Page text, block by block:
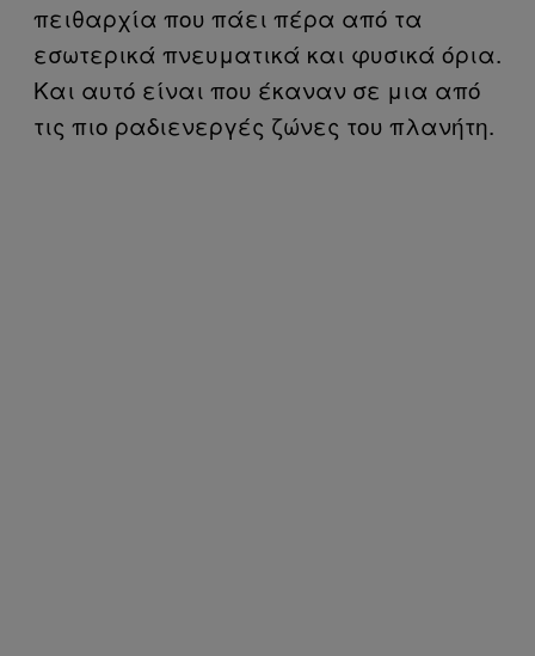
πειθαρχία που πάει πέρα από τα
εσωτερικά πνευματικά και φυσικά όρια.
Και αυτό είναι που έκαναν σε μια από
τις πιο ραδιενεργές ζώνες του πλανήτη.